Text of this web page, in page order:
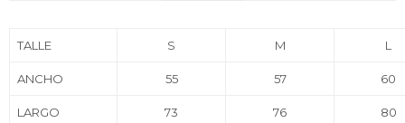
TALLE S M L
ANCHO 55 57 60
LARGO 73 76 80